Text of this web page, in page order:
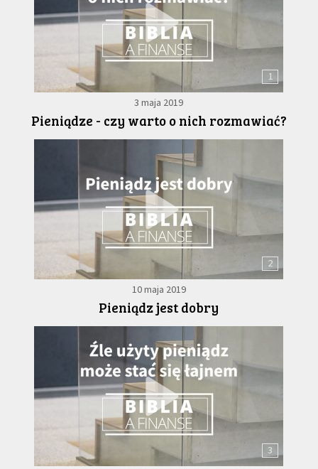
1
3 maja 2019
Pieniądze - czy warto o nich rozmawiać?
2
10 maja 2019
Pieniądz jest dobry
3